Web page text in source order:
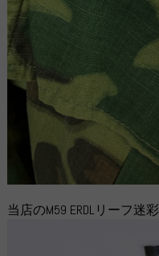
当店のM59 ERDLリーフ迷彩